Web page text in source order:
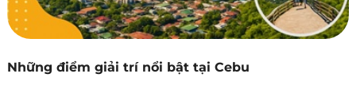
Những điểm giải trí nổi bật tại Cebu